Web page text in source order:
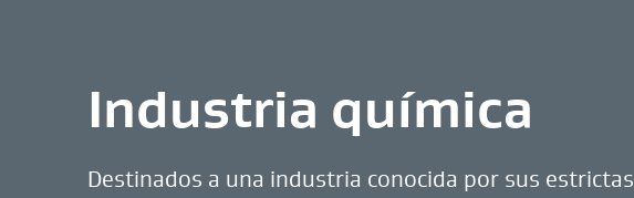
Industria química
Destinados a una industria conocida por sus estrictas